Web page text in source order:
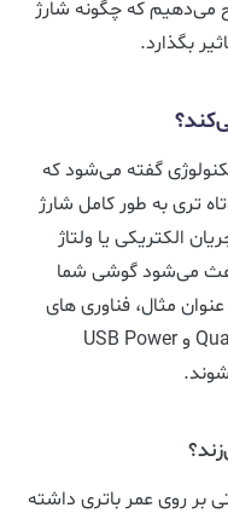
می‌دهیم که چگونه شارژ
بگذارد.
گفته می‌شود که
تری به طور کامل شارژ
الکتریکی یا ولتاژ
می‌شود گوشی شما
مثال، فناوری های
مختلفی مانند Qualcomm Quick Charge و USB Power
بر روی عمر باتری داشته